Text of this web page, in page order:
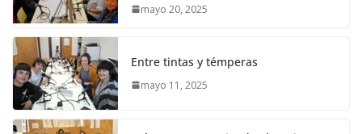
mayo 20, 2025
Entre tintas y témperas
mayo 11, 2025